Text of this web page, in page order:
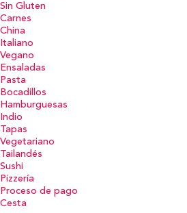
Sin Gluten
Carnes
China
Italiano
Vegano
Ensaladas
Pasta
Bocadillos
Hamburguesas
Indio
Tapas
Vegetariano
Tailandés
Sushi
Pizzería
Proceso de pago
Cesta